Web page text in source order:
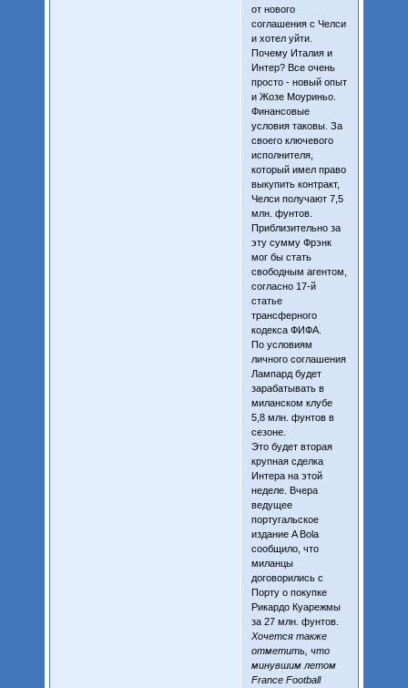
от нового
соглашения с Челси
и хотел уйти.
Почему Италия и
Интер? Все очень
просто - новый опыт
и Жозе Моуриньо.
Финансовые
условия таковы. За
своего ключевого
исполнителя,
который имел право
выкупить контракт,
Челси получают 7,5
млн. фунтов.
Приблизительно за
эту сумму Фрэнк
мог бы стать
свободным агентом,
согласно 17-й
статье
трансферного
кодекса ФИФА.
По условиям
личного соглашения
Лампард будет
зарабатывать в
миланском клубе
5,8 млн. фунтов в
сезоне.
Это будет вторая
крупная сделка
Интера на этой
неделе. Вчера
ведущее
португальское
издание A Bola
сообщило, что
миланцы
договорились с
Порту о покупке
Рикардо Куарежмы
за 27 млн. фунтов.
Хочется также
отметить, что
минувшим летом
France Football